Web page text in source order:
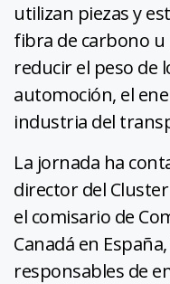
utilizan piezas y
fibra de carbono
reducir el peso de
automoción, el
industria del
La jornada ha
director del
el comisario de
Canadá en
responsables de